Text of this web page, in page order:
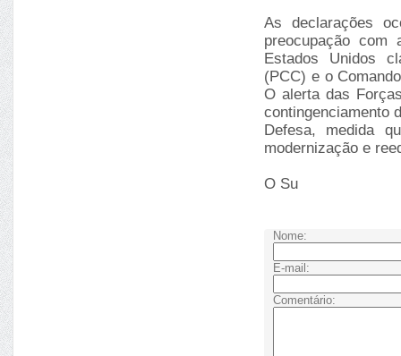
As declarações
preocupação
Estados Unidos
(PCC) e o
O alerta das
contingenciamento
Defesa, medida
modernização e
O Su
Nome:
E-mail:
Comentário: